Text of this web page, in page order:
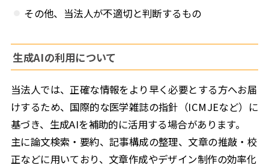
その他、当法人が不適切と判断するもの
生成AIの利用について
当法人では、正確な情報をより早く必要とする方へお届
けするため、国際的な医学雑誌の指針（ICMJEなど）に
基づき、生成AIを補助的に活用する場合があります。
主に論文検索・要約、記事構成の整理、文章の推敲・校
正などに用いており、文章作成やデザイン制作の効率化